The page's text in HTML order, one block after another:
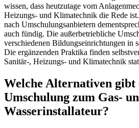
wissen, dass heutzutage vom
Heizungs- und Klimatechnik die Rede
nach Umschulungsanbietern
auch fündig. Die außerbetriebliche
verschiedenen Bildungseinrichtungen in
Die ergänzenden Praktika finden
Sanitär-, Heizungs- und Klimatechnik
Welche Alternativen gibt
Umschulung zum Gas-
Wasserinstallateur?